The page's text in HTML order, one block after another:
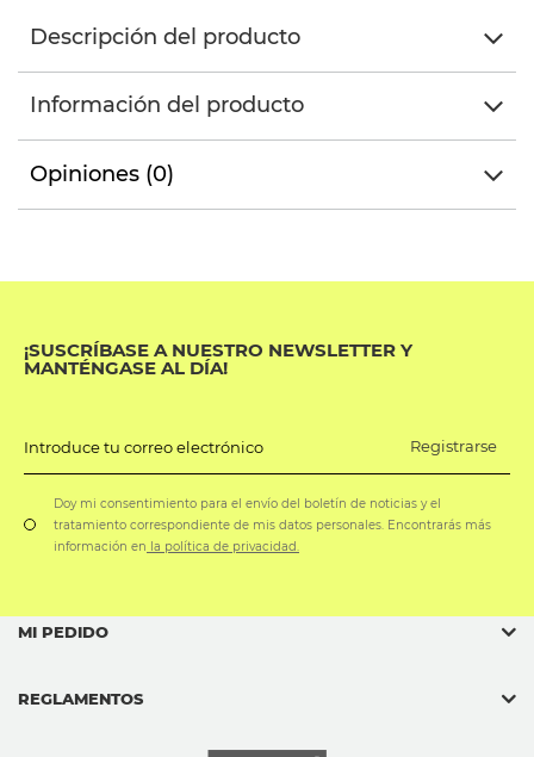
Descripción del producto
Información del producto
Opiniones (0)
¡SUSCRÍBASE A NUESTRO NEWSLETTER Y
MANTÉNGASE AL DÍA!
Introduce tu correo electrónico Registrarse
Doy mi consentimiento para el envío del boletín de noticias y el
tratamiento correspondiente de mis datos personales. Encontrarás más
información en la política de privacidad.
MI PEDIDO
REGLAMENTOS